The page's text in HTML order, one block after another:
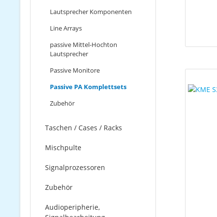
Lautsprecher Komponenten
Line Arrays
passive Mittel-Hochton
Lautsprecher
Passive Monitore
Passive PA Komplettsets
Zubehör
Taschen / Cases / Racks
Mischpulte
Signalprozessoren
Zubehör
Audioperipherie,